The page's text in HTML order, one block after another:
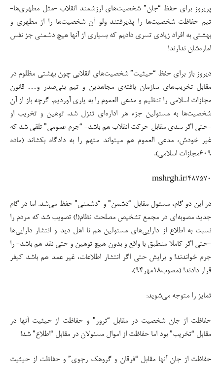
پریروز برای حفظ “جان” شخصیت‌های ارزشمند انقلاب -مثل مطهری‌ها-
تیم حفاظت شخصیت‌ها را پذیرفتند ولو آن شخصیت‌ها را از مطهری و
بهشتی به افراد زیادی تسری دادیم که بسیاری از آنها هیچ دشمنی جز نفس
اماره‌شان ندارند!
دیروز باز برای حفظ “حیثیت” شخصیت‌های انقلابی چون بهشتی مظلوم در
مقابل تخریب‌های سازمان یافته‌ی مجاهدین و تیم بنی‌صدر و… قانون
مجازات اسلامی را تنظیم و مدعی العموم را به یاری آوردیم. گرچه باز از آن
شخصیت‌ها به مسئولین جزء هر اداره‌ای تنزل شد. توهین و تخریب او
-حتی اگر سدی مقابل حرکت انقلاب هم باشد- “جرم عمومی” تلقی شد که
غیر خودش، مدعی العموم هم میتواند متهم را به دادگاه بکشاند (ماده
۶۰۹مجازات اسلامی).
mshrgh.ir/487570
در این دو گام، مسئول مقابل “دشمن” و “دشمنی” حفظ می‌شد. اما در گام
جدید مصوبه‌ای در مجمع تشخیص مصلحت نظام(!) تصویب شد که مردم را
نسبت به اطلاع از دارایی‌های مسئولین هم نا اهل دید و انتشار دارایی‌ها
-حتی اگر کاملا منطبق با واقع و بدون هیچ توهین و حتی نقد هم باشد- را
جرم خواندند! و برایش حتی اگر انتشار اطلاعات، غیر عمد هم باشد کیفر
قرار دادند! (مصوب۱۸مهر۹۴).
تمایز را متوجه می‌شوید:
حفاظت از جان شخصیت در مقابل “ترور” و حفاظت از حیثیت آنها در
مقابل “تخریب” بود اما حفاظت از اموال مسئولان در مقابل “اطلاع” شد!
حفاظت از جان آنها مقابل “فرقان و گروهک رجوی” و حفاظت از حیثیت